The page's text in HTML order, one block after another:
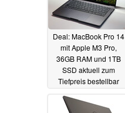
Deal: MacBook Pro 14
mit Apple M3 Pro,
36GB RAM und 1TB
SSD aktuell zum
Tiefpreis bestellbar